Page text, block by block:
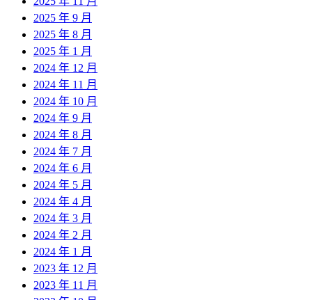
2025 年 9 月
2025 年 8 月
2025 年 1 月
2024 年 12 月
2024 年 11 月
2024 年 10 月
2024 年 9 月
2024 年 8 月
2024 年 7 月
2024 年 6 月
2024 年 5 月
2024 年 4 月
2024 年 3 月
2024 年 2 月
2024 年 1 月
2023 年 12 月
2023 年 11 月